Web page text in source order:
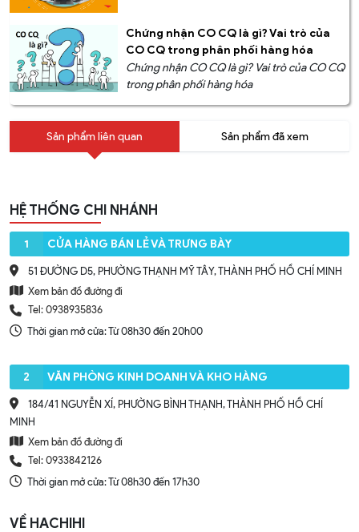
góp cho quý khách.
Chứng nhận CO CQ là gì? Vai trò của
CO CQ trong phân phối hàng hóa
Chứng nhận CO CQ là gì? Vai trò của CO CQ
trong phân phối hàng hóa
Sản phẩm liên quan Sản phẩm đã xem
HỆ THỐNG CHI NHÁNH
1 CỬA HÀNG BÁN LẺ VÀ TRƯNG BÀY
51 ĐƯỜNG D5, PHƯỜNG THẠNH MỸ TÂY, THÀNH PHỐ HỒ CHÍ MINH
Xem bản đồ đường đi
Tel: 0938935836
Thời gian mở cửa: Từ 08h30 đến 20h00
2 VĂN PHÒNG KINH DOANH VÀ KHO HÀNG
184/41 NGUYỄN XÍ, PHƯỜNG BÌNH THẠNH, THÀNH PHỐ HỒ CHÍ
MINH
Xem bản đồ đường đi
Tel: 0933842126
Thời gian mở cửa: Từ 08h30 đến 17h30
VỀ HACHIHI